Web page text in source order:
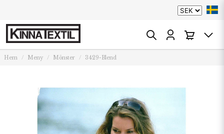
Hem Meny Mönster 3429-Blend